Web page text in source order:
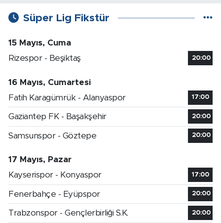
Süper Lig Fikstür
15 Mayıs, Cuma
Rizespor - Beşiktaş
20:00
16 Mayıs, Cumartesi
Fatih Karagümrük - Alanyaspor
17:00
Gaziantep FK - Başakşehir 20:00
Samsunspor - Göztepe 20:00
17 Mayıs, Pazar
Kayserispor - Konyaspor
17:00
Fenerbahçe - Eyüpspor 20:00
Trabzonspor - Gençlerbirliği S.K. 20:00